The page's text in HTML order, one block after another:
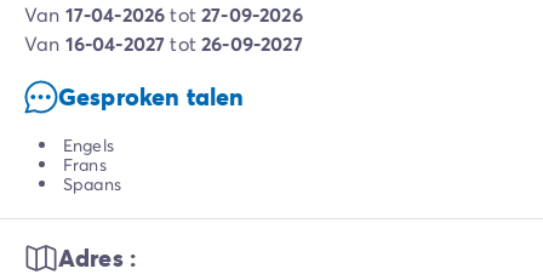
van 17-04-2026tot27-09-2026
van 16-04-2027tot26-09-2027
Gesproken talen
Engels
Frans
Spaans
Adres :